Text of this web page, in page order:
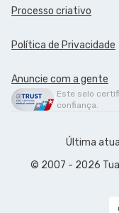
Processo criativo
Política de Privacidade
Anuncie com a gente
Este selo
confiança.
Última
© 2007 - 2026 Tua